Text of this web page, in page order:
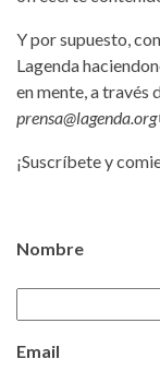
Y por supuesto,
Lagenda
en mente, a través
prensa@lagenda.org
¡Suscríbete y
Nombre
Email